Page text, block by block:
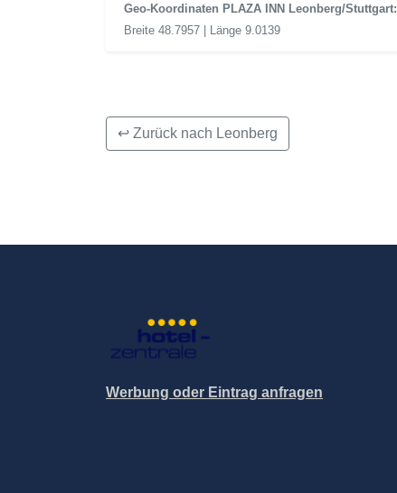
Geo-Koordinaten PLAZA INN Leonberg/Stuttgart:
Breite 48.7957 | Länge 9.0139
↩ Zurück nach Leonberg
Werbung oder Eintrag anfragen